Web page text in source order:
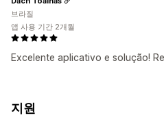
Excelente aplicativo e solução!
브라질
앱 사용 기간 2개월
지원